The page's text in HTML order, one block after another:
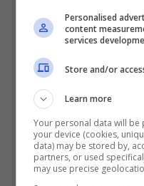
amo ancora , a-a-
[Verse 2: ]
Yo, la gente ti
utile
Io perdonerò , io
metterò fine al
Personalised
content
services
Store and/or
Learn more
Your personal data will
your device (cookies,
data) may be stored by,
partners, or used
may use precise